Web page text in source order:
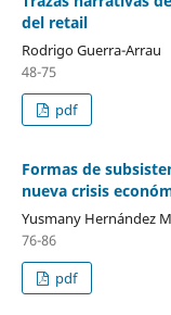
del retail
Rodrigo Guerra-Arrau
48-75
pdf
Formas de
nueva crisis
Yusmany Hernández
76-86
pdf